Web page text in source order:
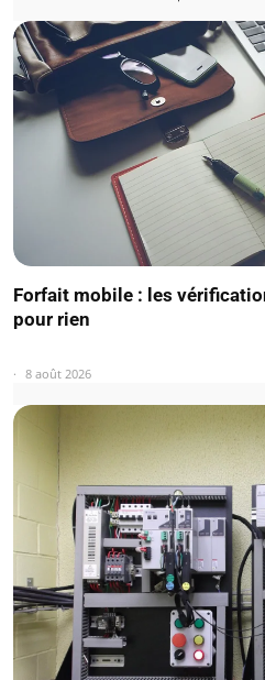
Forfait mobile : les
pour rien
8 août 2026